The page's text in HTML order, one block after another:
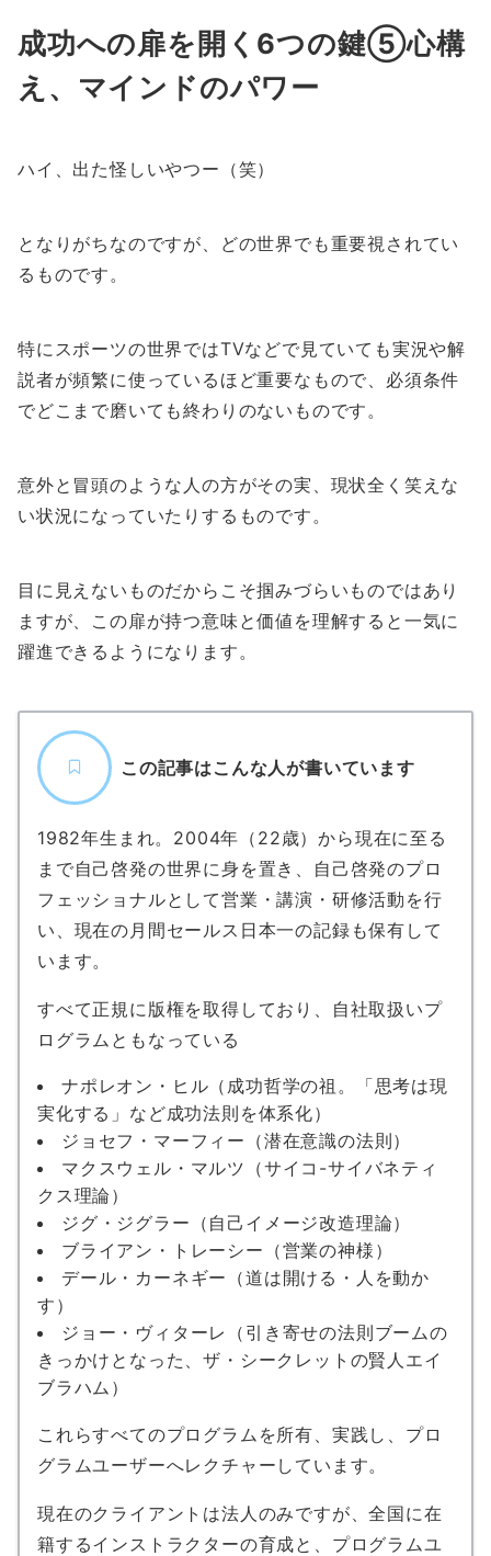
成功への扉を開く6つの鍵⑤心構
え、マインドのパワー
ハイ、出た怪しいやつー（笑）
となりがちなのですが、どの世界でも重要視されてい
るものです。
特にスポーツの世界ではTVなどで見ていても実況や解
説者が頻繁に使っているほど重要なもので、必須条件
でどこまで磨いても終わりのないものです。
意外と冒頭のような人の方がその実、現状全く笑えな
い状況になっていたりするものです。
目に見えないものだからこそ掴みづらいものではあり
ますが、この扉が持つ意味と価値を理解すると一気に
躍進できるようになります。
この記事はこんな人が書いています
1982年生まれ。2004年（22歳）から現在に至る
まで自己啓発の世界に身を置き、自己啓発のプロ
フェッショナルとして営業・講演・研修活動を行
い、現在の月間セールス日本一の記録も保有して
います。
すべて正規に版権を取得しており、自社取扱いプ
ログラムともなっている
ナポレオン・ヒル（成功哲学の祖。「思考は現
実化する」など成功法則を体系化）
ジョセフ・マーフィー（潜在意識の法則）
マクスウェル・マルツ（サイコ-サイバネティ
クス理論）
ジグ・ジグラー（自己イメージ改造理論）
ブライアン・トレーシー（営業の神様）
デール・カーネギー（道は開ける・人を動か
す）
ジョー・ヴィターレ（引き寄せの法則ブームの
きっかけとなった、ザ・シークレットの賢人エイ
ブラハム）
これらすべてのプログラムを所有、実践し、プロ
グラムユーザーへレクチャーしています。
現在のクライアントは法人のみですが、全国に在
籍するインストラクターの育成と、プログラムユ